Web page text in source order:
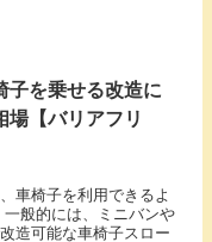
子を乗せる改造に
場【バリアフリ
車椅子を利用できるよ
般的には、ミニバンや
造可能な車椅子スロー